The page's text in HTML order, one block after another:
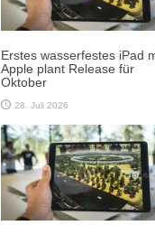
Erstes wasserfestes iPad
Apple plant Release für
Oktober
28. Juli 2026